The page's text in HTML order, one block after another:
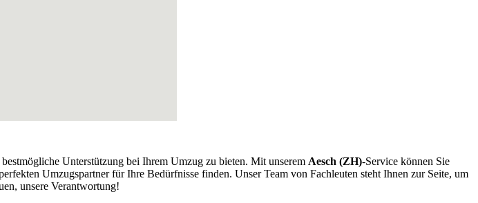
Unterstützung bei Ihrem Umzug zu bieten. Mit unserem Aesch (ZH)-Service können Sie
Umzugspartner für Ihre Bedürfnisse finden. Unser Team von Fachleuten steht Ihnen zur Seite, um
unsere Verantwortung!